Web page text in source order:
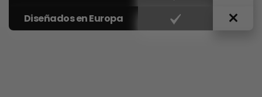
Diseñados en Europa